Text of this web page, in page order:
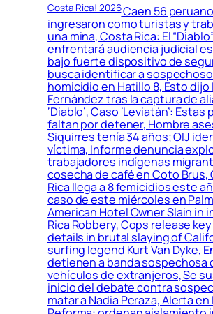
Costa Rica! 2026Caen 56
ingresaron como turistas y
una mina, Costa Rica: El “Diablo”
enfrentará audiencia judicial
bajo fuerte dispositivo de
busca identificar a
homicidio en Hatillo 8, Esto dijo
Fernández tras la captura de
‘Diablo’, Caso ‘Leviatán’:
faltan por detener, Hombre
Siquirres tenía 34 años; OIJ
víctima, Informe denuncia
trabajadores indígenas
cosecha de café en Coto Brus,
Rica llega a 8 femicidios este
caso de este miércoles en
American Hotel Owner Slain in
Rica Robbery, Cops release
details in brutal slaying of
surfing legend Kurt Van Dyke,
detienen a banda sospechosa
vehículos de extranjeros, Se
inicio del debate contra
matar a Nadia Peraza, Alerta en